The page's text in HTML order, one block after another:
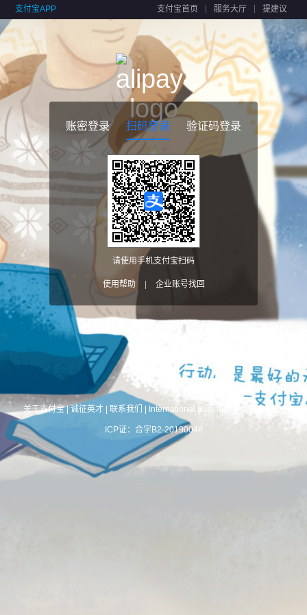
支付宝APP 支付宝首页 服务大厅 提建议
账密登录 扫码登录 验证码登录
请使用手机支付宝扫码
使用帮助 企业账号找回
关于支付宝|诚征英才 联系我们 International Business About Alipay
ICP证：合字B2-20190046